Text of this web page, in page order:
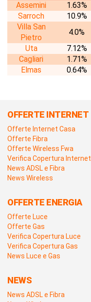
Assemini
1.63%
Sarroch
10.9%
Villa San
Pietro
4.0%
Uta
7.12%
Cagliari
1.71%
Elmas
0.64%
OFFERTE INTERNET
Offerte Internet Casa
Offerte Fibra
Offerte Wireless Fwa
Verifica Copertura Internet
News ADSL e Fibra
News Wireless
OFFERTE ENERGIA
Offerte Luce
Offerte Gas
Verifica Copertura Luce
Verifica Copertura Gas
News Luce e Gas
NEWS
News ADSL e Fibra